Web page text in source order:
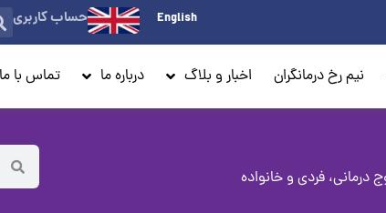
English حساب کاربری
نیم رخ درمانگران اخبار و بلاگ درباره ما تماس با ما